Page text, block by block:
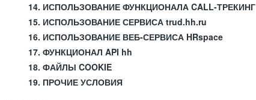
14. ИСПОЛЬЗОВАНИЕ ФУНКЦИОНАЛА CALL-ТРЕКИНГ
15. ИСПОЛЬЗОВАНИЕ СЕРВИСА trud.hh.ru
16. ИСПОЛЬЗОВАНИЕ ВЕБ-СЕРВИСА HRspace
17. ФУНКЦИОНАЛ API hh
18. ФАЙЛЫ COOKIE
19. ПРОЧИЕ УСЛОВИЯ